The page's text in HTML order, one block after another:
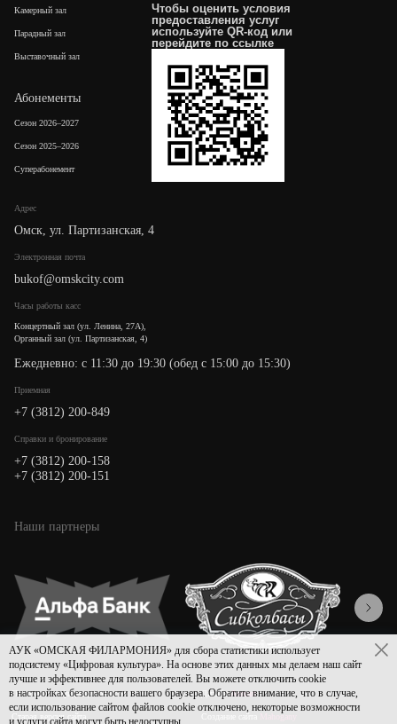
Адрес
Омск, ул. Партизанская, 4
Электронная почта
bukof@omskcity.com
Часы работы касс
Концертный зал (ул. Ленина, 27А),
Органный зал (ул. Партизанская, 4)
Ежедневно: с 11:30 до 19:30 (обед с 15:00 до 15:30)
Приемная
+7 (3812) 200-849
Cправки и бронирование
+7 (3812) 200-158
+7 (3812) 200-151
Камерный зал
Парадный зал
Выставочный зал
Абонементы
Сезон 2026–2027
Сезон 2025–2026
Суперабонемент
Чтобы оценить условия
предоставления услуг
используйте QR-код или
перейдите поссылке
Наши партнеры
Политика конфиденциальности
Старая версия сайта
ДизайнAsmart
Mahogany
АУК «ОМСКАЯ ФИЛАРМОНИЯ» для сбора статистики использует
подсистему «Цифровая культура». На основе этих данных мы делаем наш сайт
лучше и эффективнее для пользователей. Вы можете отключить cookie
в настройках безопасности вашего браузера. Обратите внимание, что в случае,
если использование сайтом файлов cookie отключено, некоторые возможности
и услуги сайта могут быть недоступны.